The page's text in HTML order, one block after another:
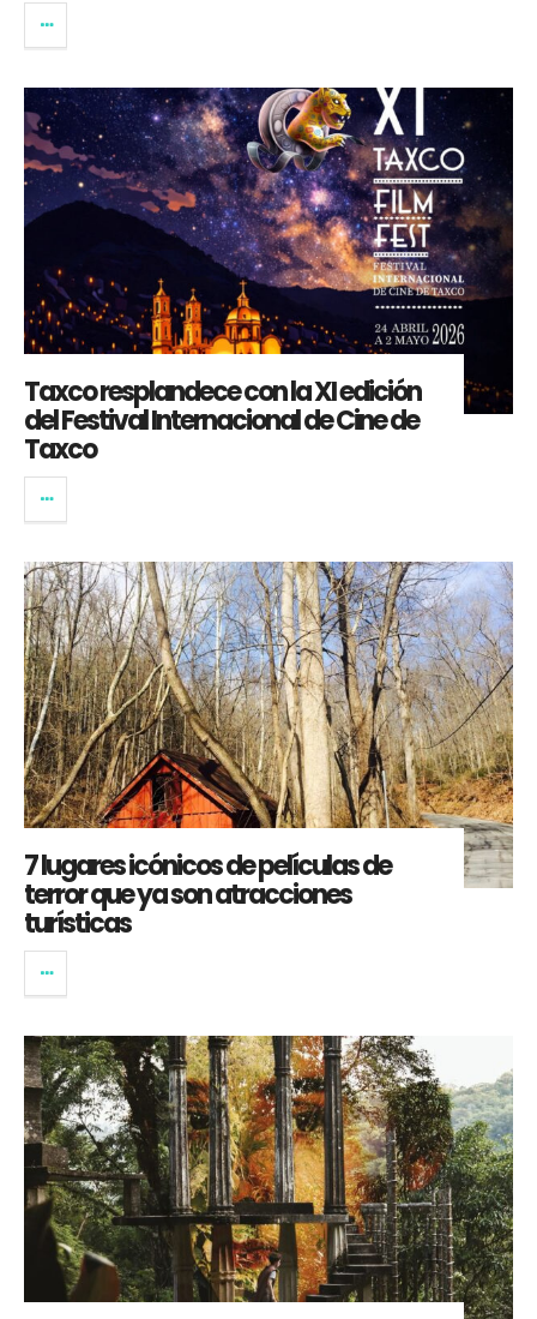
Taxco resplandece con la XI edición
del Festival Internacional de Cine de
Taxco
7 lugares icónicos de películas de
terror que ya son atracciones
turísticas